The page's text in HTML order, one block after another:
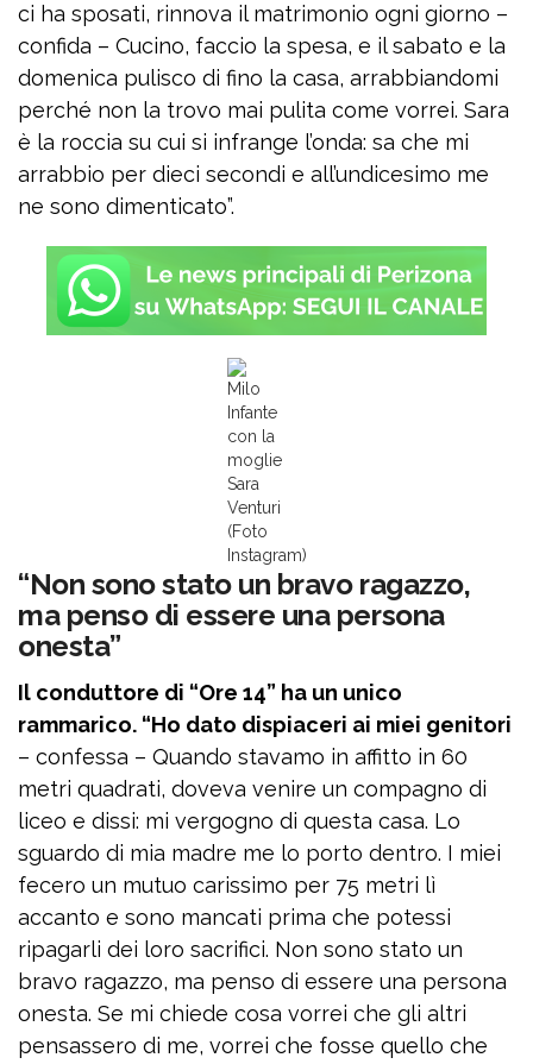
ci ha sposati, rinnova il matrimonio ogni giorno –
confida – Cucino, faccio la spesa, e il sabato e la
domenica pulisco di fino la casa, arrabbiandomi
perché non la trovo mai pulita come vorrei. Sara
è la roccia su cui si infrange l’onda: sa che mi
arrabbio per dieci secondi e all’undicesimo me
ne sono dimenticato”.
Milo
Infante
con la
moglie
Sara
Venturi
(Foto
Instagram)
“Non sono stato un bravo ragazzo,
ma penso di essere una persona
onesta”
Il conduttore di “Ore 14” ha un unico
rammarico. “Ho dato dispiaceri ai miei genitori
– confessa – Quando stavamo in affitto in 60
metri quadrati, doveva venire un compagno di
liceo e dissi: mi vergogno di questa casa. Lo
sguardo di mia madre me lo porto dentro. I miei
fecero un mutuo carissimo per 75 metri lì
accanto e sono mancati prima che potessi
ripagarli dei loro sacrifici. Non sono stato un
bravo ragazzo, ma penso di essere una persona
onesta. Se mi chiede cosa vorrei che gli altri
pensassero di me, vorrei che fosse quello che